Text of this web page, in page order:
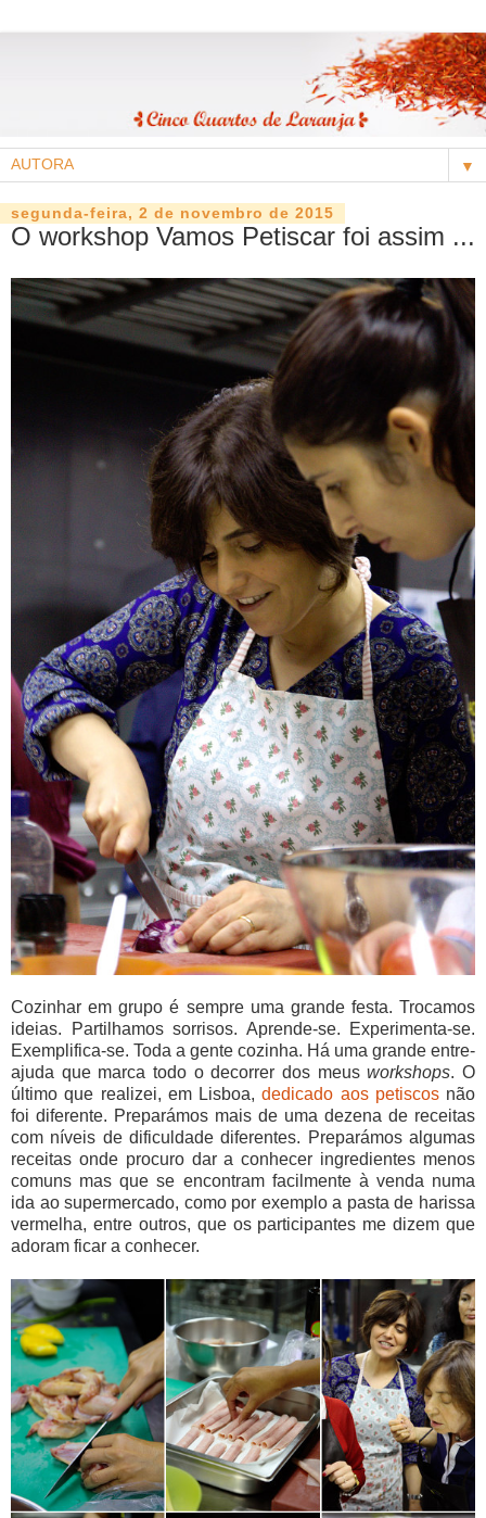
▼
segunda-feira, 2 de novembro de 2015
O workshop Vamos Petiscar foi assim ...
Cozinhar em grupo é sempre uma grande festa. Trocamos
ideias. Partilhamos sorrisos. Aprende-se. Experimenta-se.
Exemplifica-se. Toda a gente cozinha. Há uma grande entre-
ajuda que marca todo o decorrer dos meusworkshops. O
último que realizei, em Lisboa,dedicado aos petiscosnão
foi diferente. Preparámos mais de uma dezena de receitas
com níveis de dificuldade diferentes. Preparámos algumas
receitas onde procuro dar a conhecer ingredientes menos
comuns mas que se encontram facilmente à venda numa
ida ao supermercado, como por exemplo a pasta de harissa
vermelha, entre outros, que os participantes me dizem que
adoram ficar a conhecer.